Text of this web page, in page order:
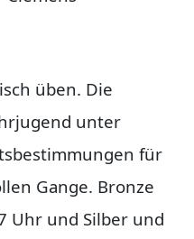
üben. Die
unter
für
Gange. Bronze
Uhr und Silber und